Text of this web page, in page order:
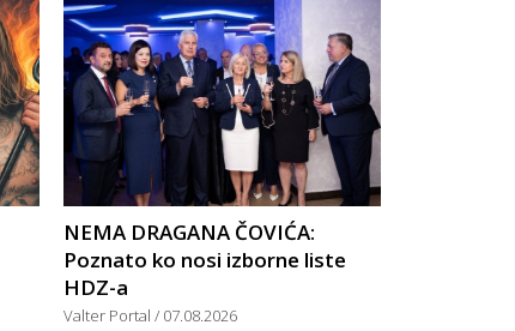
NEMA DRAGANA ČOVIĆA:
Poznato ko nosi izborne liste
HDZ-a
Valter Portal 07.08.2026